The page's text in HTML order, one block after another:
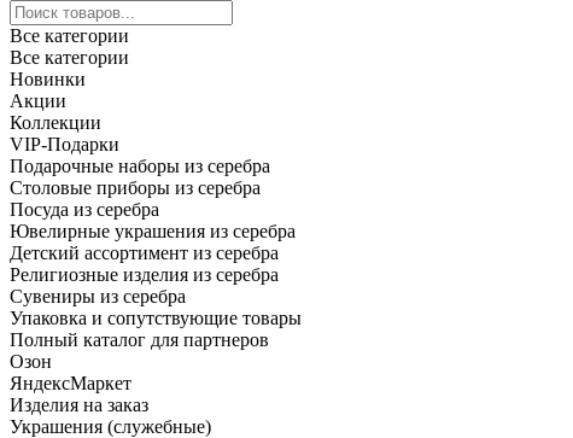
Все категории
Все категории
Новинки
Акции
Коллекции
VIP-Подарки
Подарочные наборы из серебра
Столовые приборы из серебра
Посуда из серебра
Ювелирные украшения из серебра
Детский ассортимент из серебра
Религиозные изделия из серебра
Сувениры из серебра
Упаковка и сопутствующие товары
Полный каталог для партнеров
Озон
ЯндексМаркет
Изделия на заказ
Украшения (служебные)